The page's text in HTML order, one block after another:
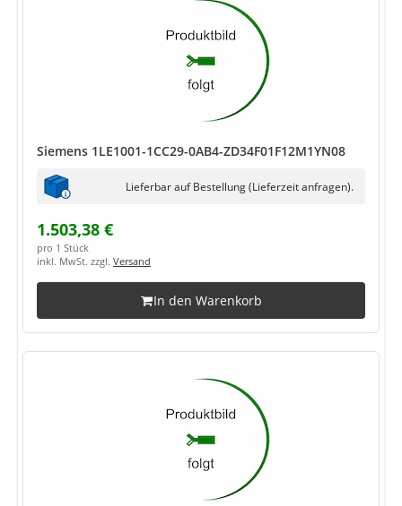
Siemens 1LE1001-1CC29-0AB4-ZD34F01F12M1YN08
Lieferbar auf Bestellung (Lieferzeit anfragen).
1.503,38 €
pro 1 Stück
inkl. MwSt. zzgl. Versand
In den Warenkorb